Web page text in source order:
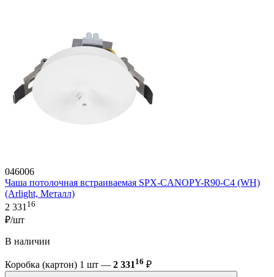
046006
Чаша потолочная встраиваемая SPX-CANOPY-R90-C4 (WH)
(Arlight, Металл)
2 331 16
₽/шт
В наличии
Коробка (картон) 1 шт — 2 33116 ₽